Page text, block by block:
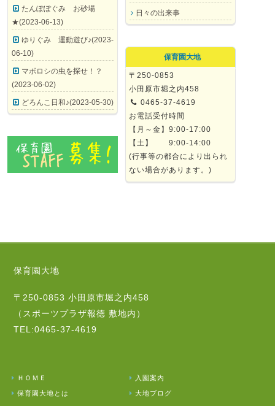
たんぽぽぐみ お砂場
★(2023-06-13)
ゆりぐみ 運動遊び♪(2023-
06-10)
マボロシの虫を探せ！？
(2023-06-02)
どろんこ日和♪(2023-05-30)
日々の出来事
保育園大地
〒250-0853
小田原市堀之内458
0465-37-4619
お電話受付時間
【月～金】9:00-17:00
【土】 9:00-14:00
(行事等の都合により出られ
ない場合があります。)
保育園大地
〒250-0853 小田原市堀之内458
（スポーツプラザ報徳 敷地内）
TEL:0465-37-4619
ＨＯＭＥ
保育園大地とは
入園案内
大地ブログ